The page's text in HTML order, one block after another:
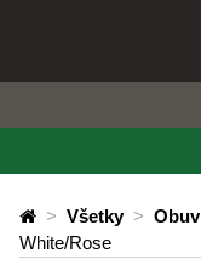
> Všetky > Obuv
White/Rose